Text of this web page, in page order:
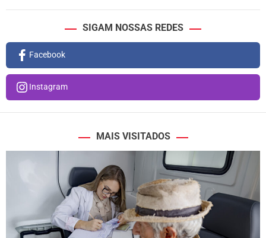
SIGAM NOSSAS REDES
Facebook
Instagram
MAIS VISITADOS